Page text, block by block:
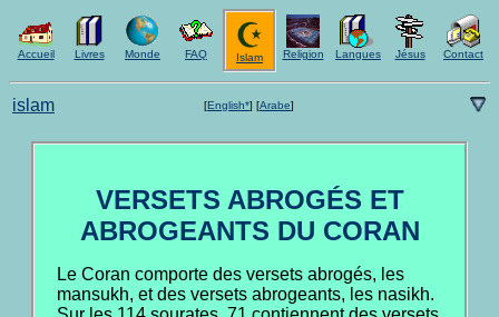
Accueil Livres Monde FAQ Islam Religion Langues Jésus Contact
islam [English*] [Arabe]
VERSETS ABROGÉS ET
ABROGEANTS DU CORAN
Le Coran comporte des versets abrogés, les
mansukh, et des versets abrogeants, les nasikh.